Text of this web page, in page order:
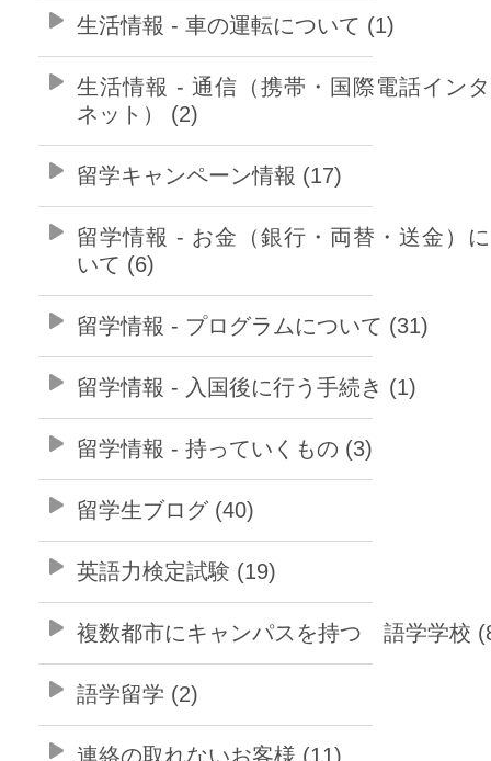
生活情報 - 車の運転について (1)
生活情報 - 通信（携帯・国際電話イン
ネット） (2)
留学キャンペーン情報 (17)
留学情報 - お金（銀行・両替・送金）
いて (6)
留学情報 - プログラムについて (31)
留学情報 - 入国後に行う手続き (1)
留学情報 - 持っていくもの (3)
留学生ブログ (40)
英語力検定試験 (19)
複数都市にキャンパスを持つ 語学学校
語学留学 (2)
連絡の取れないお客様 (11)